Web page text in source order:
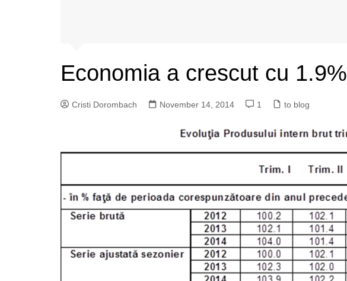
Economia a crescut cu 1.9%
Cristi Dorombach November 14, 2014 1 to blog